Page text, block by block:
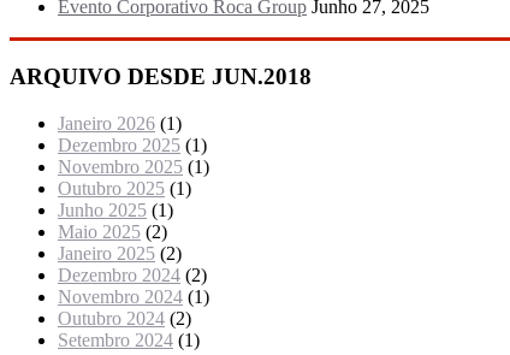
Evento Corporativo Roca Group Junho 27, 2025
ARQUIVO DESDE JUN.2018
Janeiro 2026 (1)
Dezembro 2025 (1)
Novembro 2025 (1)
Outubro 2025 (1)
Junho 2025 (1)
Maio 2025 (2)
Janeiro 2025 (2)
Dezembro 2024 (2)
Novembro 2024 (1)
Outubro 2024 (2)
Setembro 2024 (1)